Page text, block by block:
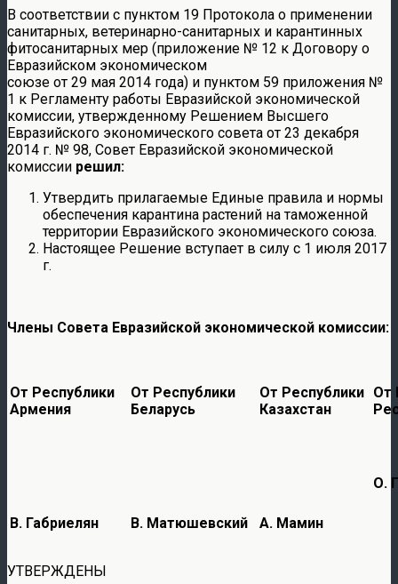
В соответствии с пунктом 19 Протокола о применении
санитарных, ветеринарно-санитарных и карантинных
фитосанитарных мер (приложение № 12 к Договору о
Евразийском экономическом
союзе от 29 мая 2014 года) и пунктом 59 приложения №
1 к Регламенту работы Евразийской экономической
комиссии, утвержденному Решением Высшего
Евразийского экономического совета от 23 декабря
2014 г. № 98, Совет Евразийской экономической
комиссии решил:
Утвердить прилагаемые Единые правила и нормы
обеспечения карантина растений на таможенной
территории Евразийского экономического союза.
Настоящее Решение вступает в силу с 1 июля 2017
г.
Члены Совета Евразийской экономической комиссии:
От Республики
Армения
От Республики
Беларусь
От Республики
Казахстан
От
В. Габриелян В. Матюшевский А. Мамин
О.
УТВЕРЖДЕНЫ